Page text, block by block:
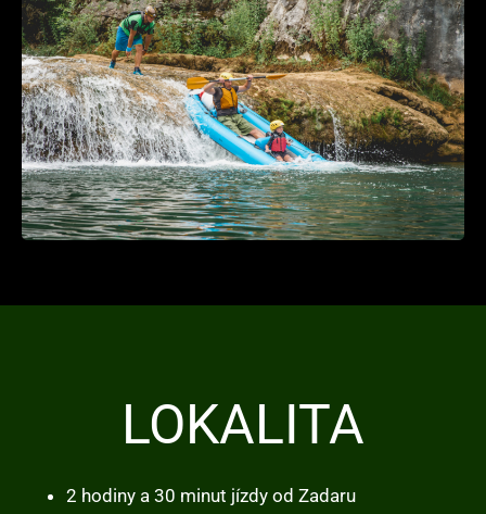
LOKALITA
2 hodiny a 30 minut jízdy od Zadaru